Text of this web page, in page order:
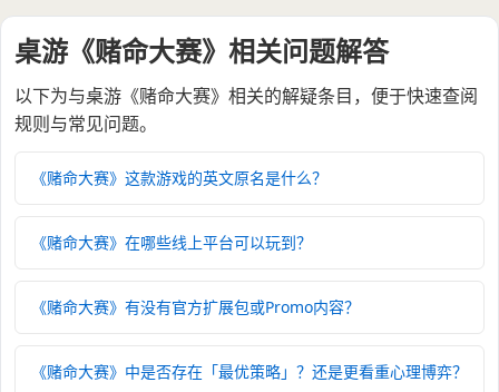
开局多下注，快速拉分
初始子弹堆只有 1 张BANG!，6次开枪触发实弹的概
保守存活更有优势。
作弊前要观察对手的行为
失一名队员。只在对手不可能质疑你（如对手已用过
质疑失败会让自己的枪里多一颗永久实弹，风险极
桌游《赌命大赛》相关问题解答
以下为与桌游《赌命大赛》相关的解疑条目，便于快速查阅
规则与常见问题。
《赌命大赛》这款游戏的英文原名是什么？
《赌命大赛》在哪些线上平台可以玩到？
《赌命大赛》有没有官方扩展包或Promo内容？
《赌命大赛》中是否存在「最优策略」？还是更看重心理博弈？